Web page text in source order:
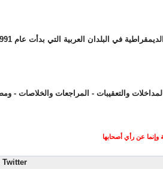
والتعقيبات - المراجعات والخلاصات -
وإنما عن رأي أصحابها
Twitter